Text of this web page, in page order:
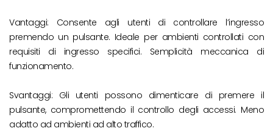
Vantaggi: Consente agli utenti di controllare l’ingresso
premendo un pulsante. Ideale per ambienti controllati con
requisiti di ingresso specifici. Semplicità meccanica di
funzionamento.
Svantaggi: Gli utenti possono dimenticare di premere il
pulsante, compromettendo il controllo degli accessi. Meno
adatto ad ambienti ad alto traffico.